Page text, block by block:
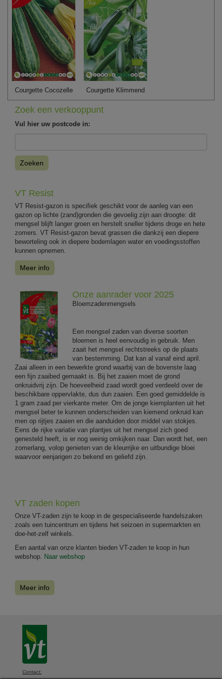
Courgette Cocozelle Courgette Klimmend
Zoek een verkooppunt
Vul hier uw postcode in:
Zoeken
VT Resist
VT Resist-gazon is specifiek geschikt voor de aanleg van een
gazon op lichte (zand)gronden die gevoelig zijn aan droogte: dit
mengsel blijft langer groen en herstelt sneller tijdens droge en hete
zomers. VT Resist-gazon bevat grassen die dankzij een diepere
beworteling ook in diepere bodemlagen water en voedingsstoffen
kunnen opnemen.
Meer info
Onze aanrader voor 2025
Bloemzadenmengsels
Een mengsel zaden van diverse soorten
bloemen is heel eenvoudig in gebruik. Men
zaait het mengsel rechtstreeks op de plaats
van bestemming. Dat kan al vanaf eind april.
Zaai alleen in een bewerkte grond waarbij van de bovenste laag
een fijn zaaibed gemaakt is. Bij het zaaien moet de grond
onkruidvrij zijn. De hoeveelheid zaad wordt goed verdeeld over de
beschikbare oppervlakte, dus dun zaaien. Een goed gemiddelde is
1 gram zaad per vierkante meter. Om de jonge kiemplanten uit het
mengsel beter te kunnen onderscheiden van kiemend onkruid kan
men op rijtjes zaaien en die aanduiden door middel van stokjes.
Eens de rijke variatie van plantjes uit het mengsel zich goed
genesteld heeft, is er nog weinig omkijken naar. Dan wordt het, een
zomerlang, volop genieten van de kleurrijke en uitbundige bloei
waarvoor eenjarigen zo bekend en geliefd zijn.
VT zaden kopen
Onze VT-zaden zijn te koop in de gespecialiseerde handelszaken
zoals een tuincentrum en tijdens het seizoen in supermarkten en
doe-het-zelf winkels.
Een aantal van onze klanten bieden VT-zaden te koop in hun
webshop. Naar webshop
Meer info
Contact: